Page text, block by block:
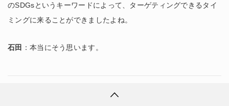
のSDGsというキーワードによって、ターゲティングできるタイ
ミングに来ることができましたよね。
石田 ：本当にそう思います。